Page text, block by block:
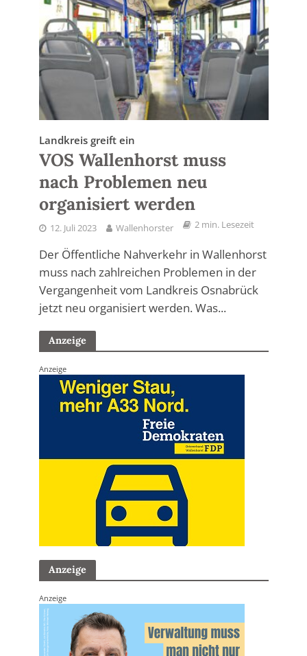
Landkreis greift ein
VOS Wallenhorst muss
nach Problemen neu
organisiert werden
12. Juli 2023 Wallenhorster 2 min. Lesezeit
Der Öffentliche Nahverkehr in Wallenhorst
muss nach zahlreichen Problemen in der
Vergangenheit vom Landkreis Osnabrück
jetzt neu organisiert werden. Was...
Anzeige
Anzeige
Anzeige
Anzeige